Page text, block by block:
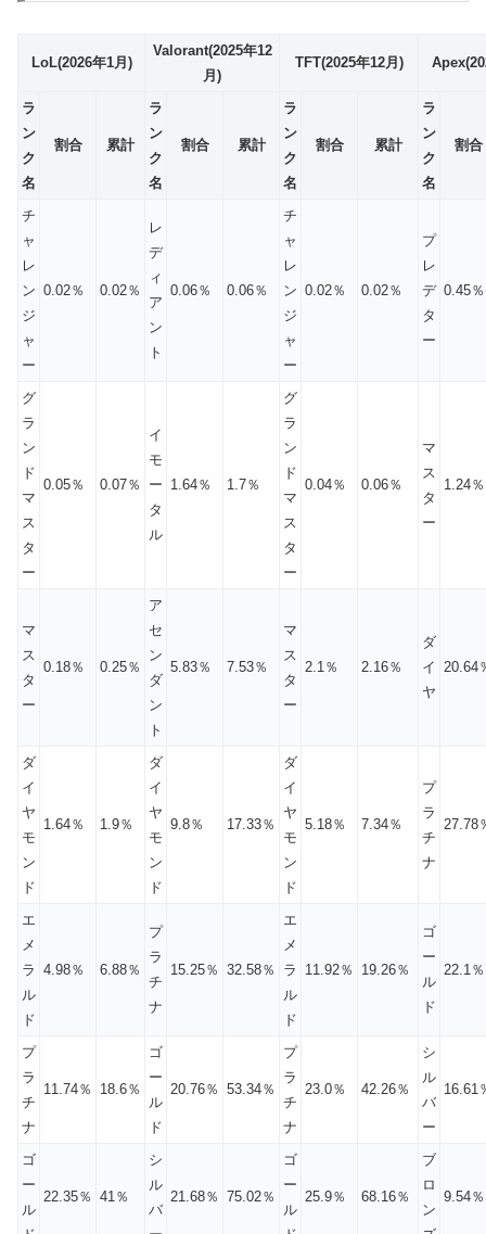
LoL(2026年1月)
Valorant(2025年12
月)
TFT(2025年12月)
ラ
ン
ク
名
割合 累計
ラ
ン
ク
名
割合 累計
ラ
ン
ク
名
割合 累計
ラ
ン
ク
名
割合
チ
ャ
レ
ン
ジ
ャ
ー
0.02％ 0.02％
レ
デ
ィ
ア
ン
ト
0.06％ 0.06％
チ
ャ
レ
ン
ジ
ャ
ー
0.02％ 0.02％
プ
レ
デ
タ
ー
0.45％
グ
ラ
ン
ド
マ
ス
タ
ー
0.05％ 0.07％
イ
モ
ー
タ
ル
1.64％ 1.7％
グ
ラ
ン
ド
マ
ス
タ
ー
0.04％ 0.06％
マ
ス
タ
ー
1.24％
マ
ス
タ
ー
0.18％ 0.25％
ア
セ
ン
ダ
ン
ト
5.83％ 7.53％
マ
ス
タ
ー
2.1％ 2.16％
ダ
イ
ヤ
20.64
ダ
イ
ヤ
モ
ン
ド
1.64％ 1.9％
ダ
イ
ヤ
モ
ン
ド
9.8％ 17.33％
ダ
イ
ヤ
モ
ン
ド
5.18％ 7.34％
プ
ラ
チ
ナ
27.78
エ
メ
ラ
ル
ド
4.98％ 6.88％
プ
ラ
チ
ナ
15.25％ 32.58％
エ
メ
ラ
ル
ド
11.92％ 19.26％
ゴ
ー
ル
ド
22.1％
プ
ラ
チ
ナ
11.74％ 18.6％
ゴ
ー
ル
ド
20.76％ 53.34％
プ
ラ
チ
ナ
23.0％ 42.26％
シ
ル
バ
ー
16.61
ゴ
ー
ル
22.35％ 41％
シ
ル
バ
21.68％ 75.02％
ゴ
ー
ル
25.9％ 68.16％
ブ
ロ
ン
9.54％